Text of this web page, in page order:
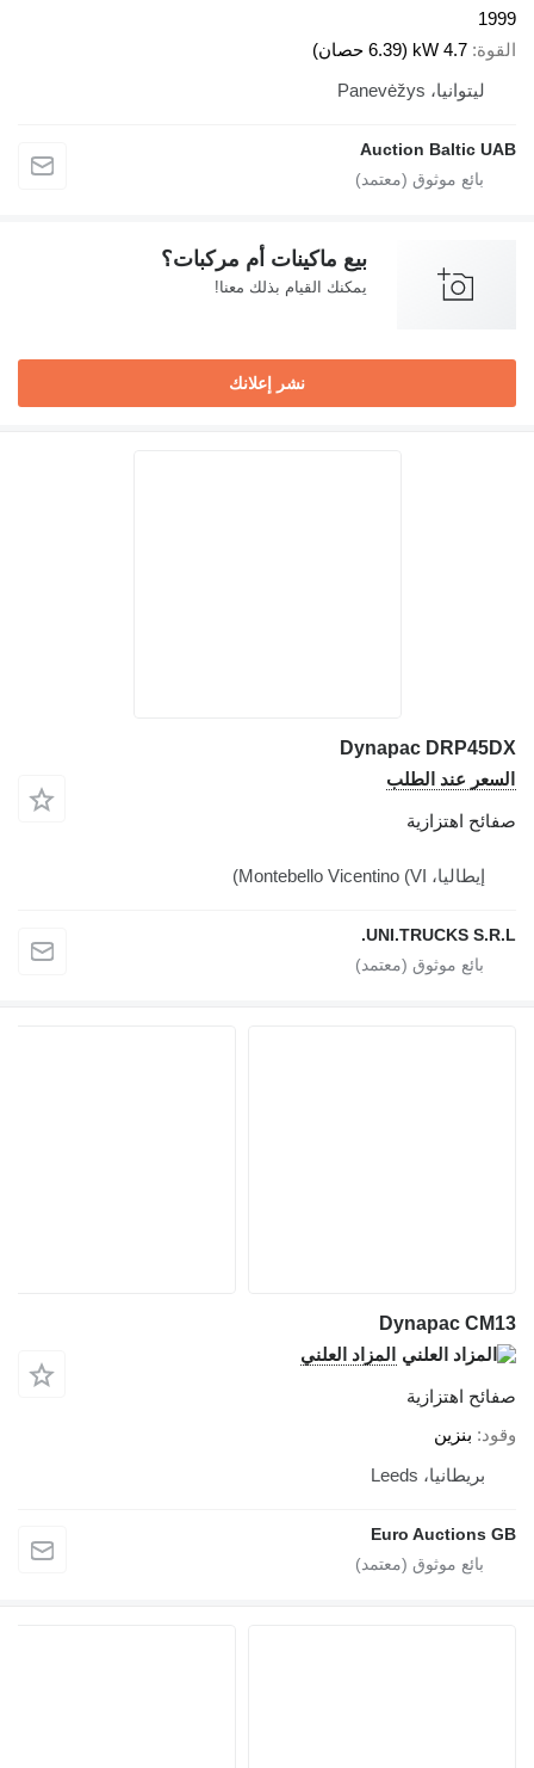
1999
القوة 4.7 kW (6.39 حصان)
ليتوانيا، Panevėžys
Auction Baltic UAB
بيع ماكينات أم مركبات؟
يمكنك القيام بذلك معنا!
نشر إعلانك
Dynapac DRP45DX
السعر عند الطلب
صفائح اهتزازية
إيطاليا، Montebello Vicentino (VI)
UNI.TRUCKS S.R.L.
Dynapac CM13
المزاد العلني
صفائح اهتزازية
وقود بنزين
بريطانيا، Leeds
Euro Auctions GB